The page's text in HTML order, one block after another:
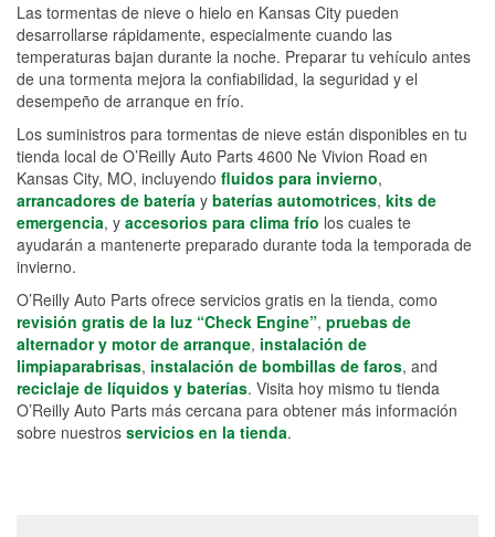
Las tormentas de nieve o hielo en Kansas City pueden
desarrollarse rápidamente, especialmente cuando las
temperaturas bajan durante la noche. Preparar tu vehículo antes
de una tormenta mejora la confiabilidad, la seguridad y el
desempeño de arranque en frío.
Los suministros para tormentas de nieve están disponibles en tu
tienda local de O’Reilly Auto Parts 4600 Ne Vivion Road en
Kansas City, MO, incluyendo fluidos para invierno,
arrancadores de batería y baterías automotrices, kits de
emergencia, y accesorios para clima frío los cuales te
ayudarán a mantenerte preparado durante toda la temporada de
invierno.
O’Reilly Auto Parts ofrece servicios gratis en la tienda, como
revisión gratis de la luz “Check Engine”, pruebas de
alternador y motor de arranque, instalación de
limpiaparabrisas, instalación de bombillas de faros, and
reciclaje de líquidos y baterías. Visita hoy mismo tu tienda
O’Reilly Auto Parts más cercana para obtener más información
sobre nuestros servicios en la tienda.